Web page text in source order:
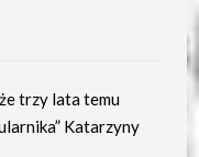
trzy lata temu
Katarzyny